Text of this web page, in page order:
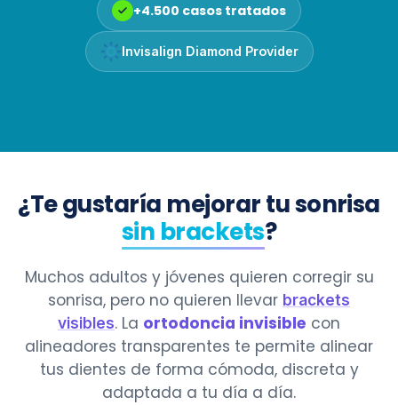
MEDICINA ESTÉTICA
Medicina Estética
Rellenos con Ácido
Hialurónico
+4.500 casos tratados
Invisalign Diamond Provider
¿Te gustaría mejorar tu sonrisa
sin brackets?
Muchos adultos y jóvenes quieren corregir su
sonrisa, pero no quieren llevar brackets
visibles. La ortodoncia invisible con
alineadores transparentes te permite alinear
tus dientes de forma cómoda, discreta y
adaptada a tu día a día.